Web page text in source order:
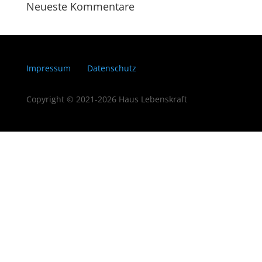
Neueste Kommentare
Impressum Datenschutz
Copyright © 2021-2026 Haus Lebenskraft